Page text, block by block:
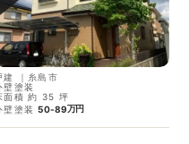
建 ｜ 糸島市
壁塗装
面積 約 35 坪
壁塗装 50-89万円